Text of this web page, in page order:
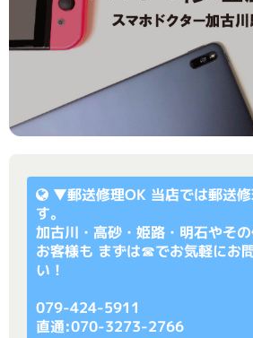
▼郵送修理OK 当店では郵送
す。
加古川・高砂・姫路・明石やそ
お客様も まずは☎でお気軽にお
い！
079-424-5911
直通:070-3273-2766